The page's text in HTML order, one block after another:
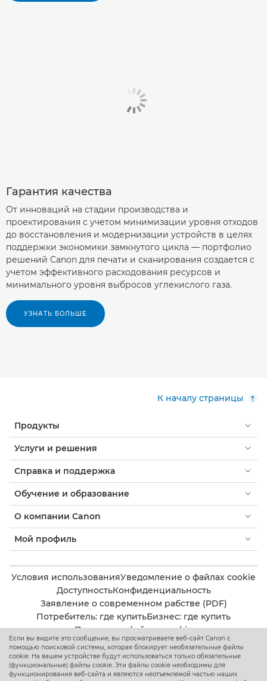
Гарантия качества
От инноваций на стадии производства и
проектирования с учетом минимизации уровня отходов
до восстановления и модернизации устройств в целях
поддержки экономики замкнутого цикла — портфолио
решений Canon для печати и сканирования создается с
учетом эффективного расходования ресурсов и
минимального уровня выбросов углекислого газа.
УЗНАТЬ БОЛЬШЕ
Если вы видите это сообщение, вы просматриваете веб-сайт Canon с
помощью поисковой системы, которая блокирует необязательные файлы
cookie. На вашем устройстве будут использоваться только обязательные
(функциональные) файлы cookie. Эти файлы cookie необходимы для
функционирования веб-сайта и являются неотъемлемой частью наших
К началу страницы
Продукты
Услуги и решения
Справка и поддержка
Обучение и образование
О компании Canon
Мой профиль
Условия использованияУведомление о файлах cookie
ДоступностьКонфиденциальность
Заявление о современном рабстве (PDF)
Потребитель: где купитьБизнес: где купить
Параметры файлов cookie
Canon Kazakhstan